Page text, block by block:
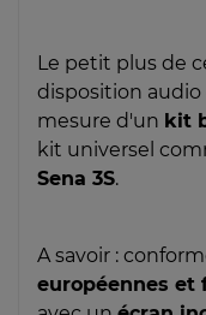
Le petit plus de
disposition
mesure d'un kit
kit universel
Sena 3S.
A savoir :
européennes et